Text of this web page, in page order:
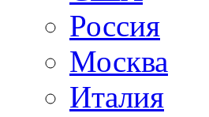
Россия
Москва
Италия